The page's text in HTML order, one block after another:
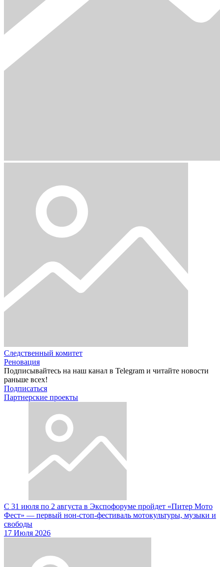
Следственный комитет
Реновация
Подписывайтесь на наш канал в Telegram и читайте новости
раньше всех!
Подписаться
Партнерские проекты
С 31 июля по 2 августа в Экспофоруме пройдет «Питер Мото
Фест» — первый нон-стоп-фестиваль мотокультуры, музыки и
свободы
17 Июля 2026